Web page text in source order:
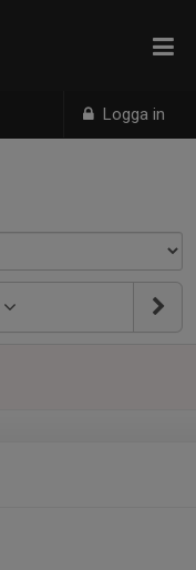
Logga in